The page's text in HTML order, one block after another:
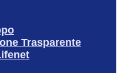
Trasparente